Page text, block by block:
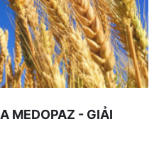
MEDOPAZ - GIẢI